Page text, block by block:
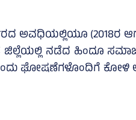
ಅವಧಿಯಲ್ಲಿಯೂ (2018ರ
ನಡೆದ ಹಿಂದೂ
ಘೋಷಣೆಗಳೊಂದಿಗೆ ಕೋಳಿ